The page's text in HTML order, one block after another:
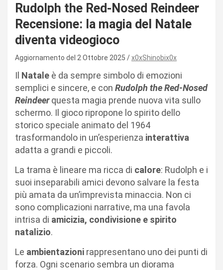
Rudolph the Red-Nosed Reindeer
Recensione: la magia del Natale
diventa videogioco
Aggiornamento del 2 Ottobre 2025 x0xShinobix0x
Il Natale è da sempre simbolo di emozioni
semplici e sincere, e con Rudolph the Red-Nosed
Reindeer questa magia prende nuova vita sullo
schermo. Il gioco ripropone lo spirito dello
storico speciale animato del 1964
trasformandolo in un’esperienza interattiva
adatta a grandi e piccoli.
La trama è lineare ma ricca di calore: Rudolph e i
suoi inseparabili amici devono salvare la festa
più amata da un’imprevista minaccia. Non ci
sono complicazioni narrative, ma una favola
intrisa di amicizia, condivisione e spirito
natalizio.
Le ambientazioni rappresentano uno dei punti di
forza. Ogni scenario sembra un diorama